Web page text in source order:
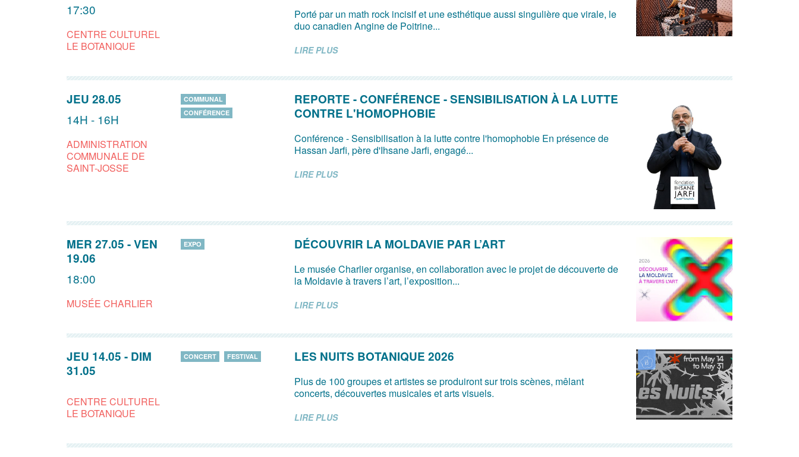
17:30
CENTRE CULTUREL
LE BOTANIQUE
Porté par un math rock incisif et une esthétique aussi singulière que virale, le
duo canadien Angine de Poitrine...
LIRE PLUS
JEU 28.05
14H - 16H
ADMINISTRATION
COMMUNALE DE
SAINT-JOSSE
COMMUNAL
CONFÉRENCE
REPORTE - CONFÉRENCE - SENSIBILISATION À LA LUTTE
CONTRE L'HOMOPHOBIE
Conférence - Sensibilisation à la lutte contre l'homophobie En présence de
Hassan Jarfi, père d'Ihsane Jarfi, engagé...
LIRE PLUS
MER 27.05 -VEN
19.06
18:00
MUSÉE CHARLIER
EXPO DÉCOUVRIR LA MOLDAVIE PAR L’ART
Le musée Charlier organise, en collaboration avec le projet de découverte de
la Moldavie à travers l’art, l’exposition...
LIRE PLUS
JEU 14.05 - DIM
31.05
CENTRE CULTUREL
LE BOTANIQUE
CONCERT FESTIVAL LES NUITS BOTANIQUE 2026
Plus de 100 groupes et artistes se produiront sur trois scènes, mêlant
concerts, découvertes musicales et arts visuels.
LIRE PLUS